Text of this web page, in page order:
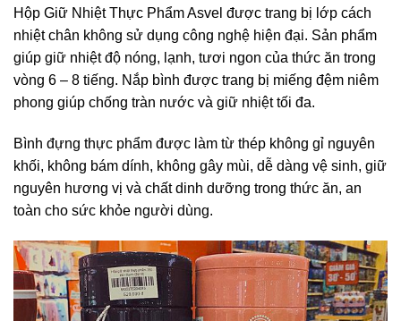
Hộp Giữ Nhiệt Thực Phẩm Asvel được trang bị lớp cách
nhiệt chân không sử dụng công nghệ hiện đại. Sản phẩm
giúp giữ nhiệt độ nóng, lạnh, tươi ngon của thức ăn trong
vòng 6 – 8 tiếng. Nắp bình được trang bị miếng đệm niêm
phong giúp chống tràn nước và giữ nhiệt tối đa.
Bình đựng thực phẩm được làm từ thép không gỉ nguyên
khối, không bám dính, không gây mùi, dễ dàng vệ sinh, giữ
nguyên hương vị và chất dinh dưỡng trong thức ăn, an
toàn cho sức khỏe người dùng.